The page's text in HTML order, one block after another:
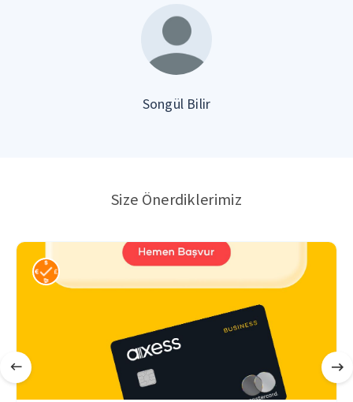
Songül Bilir
Size Önerdiklerimiz